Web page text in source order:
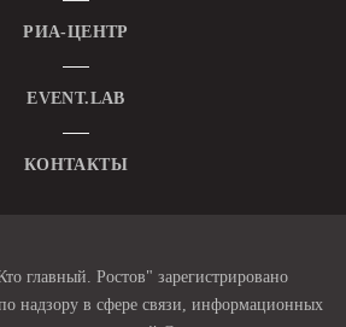
РИА-ЦЕНТР
EVENT.LAB
КОНТАКТЫ
главный. Ростов" зарегистрировано
надзору в сфере связи, информационных